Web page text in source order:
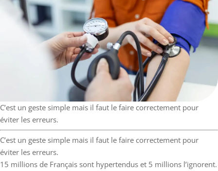
C’est un geste simple mais il faut le faire correctement pour
éviter les erreurs.
C’est un geste simple mais il faut le faire correctement pour
éviter les erreurs.
15 millions de Français sont hypertendus et 5 millions l’ignorent.